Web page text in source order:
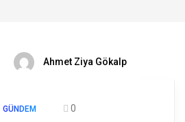
Ahmet Ziya Gökalp
GÜNDEM 0